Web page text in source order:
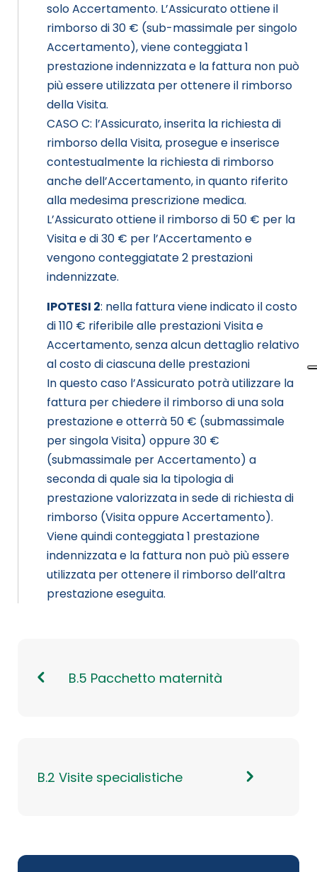
solo Accertamento. L’Assicurato ottiene il
rimborso di 30 € (sub-massimale per singolo
Accertamento), viene conteggiata 1
prestazione indennizzata e la fattura non può
più essere utilizzata per ottenere il rimborso
della Visita.
CASO C: l’Assicurato, inserita la richiesta di
rimborso della Visita, prosegue e inserisce
contestualmente la richiesta di rimborso
anche dell’Accertamento, in quanto riferito
alla medesima prescrizione medica.
L’Assicurato ottiene il rimborso di 50 € per la
Visita e di 30 € per l’Accertamento e
vengono conteggiatate 2 prestazioni
indennizzate.
IPOTESI 2: nella fattura viene indicato il costo
di 110 € riferibile alle prestazioni Visita e
Accertamento, senza alcun dettaglio relativo
al costo di ciascuna delle prestazioni
In questo caso l’Assicurato potrà utilizzare la
fattura per chiedere il rimborso di una sola
prestazione e otterrà 50 € (submassimale
per singola Visita) oppure 30 €
(submassimale per Accertamento) a
seconda di quale sia la tipologia di
prestazione valorizzata in sede di richiesta di
rimborso (Visita oppure Accertamento).
Viene quindi conteggiata 1 prestazione
indennizzata e la fattura non può più essere
utilizzata per ottenere il rimborso dell’altra
prestazione eseguita.
B.5 Pacchetto maternità
B.2 Visite specialistiche